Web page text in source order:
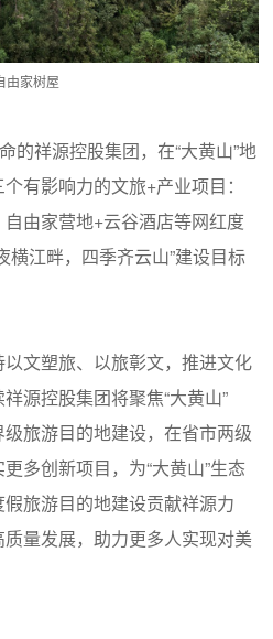
由家树屋
的祥源控股集团，在“大黄山”地
有影响力的文旅+产业项目：
由家营地+云谷酒店等网红度
横江畔，四季齐云山”建设目标
文塑旅、以旅彰文，推进文化
源控股集团将聚焦“大黄山”
级旅游目的地建设，在省市两级
多创新项目，为“大黄山”生态
旅游目的地建设贡献祥源力
量发展，助力更多人实现对美